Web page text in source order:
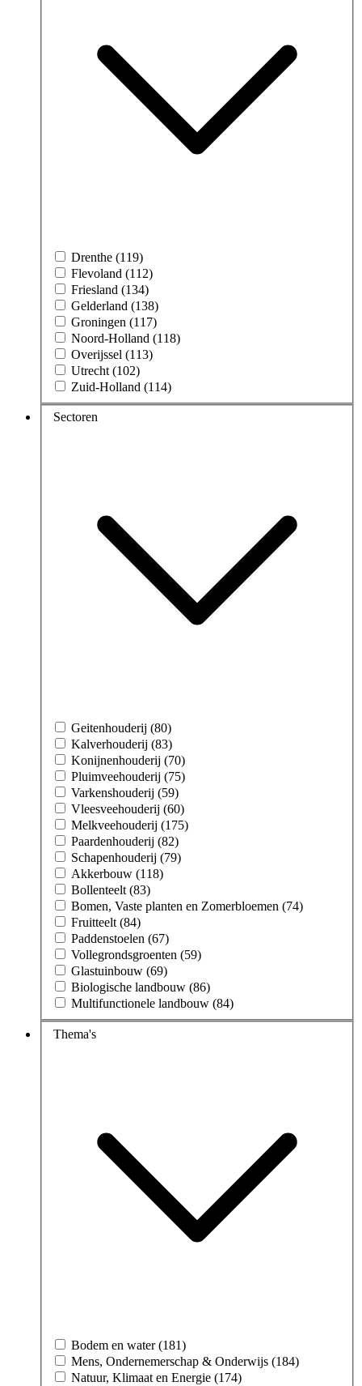
Drenthe (119)
Flevoland (112)
Friesland (134)
Gelderland (138)
Groningen (117)
Noord-Holland (118)
Overijssel (113)
Utrecht (102)
Zuid-Holland (114)
Sectoren
Geitenhouderij (80)
Kalverhouderij (83)
Konijnenhouderij (70)
Pluimveehouderij (75)
Varkenshouderij (59)
Vleesveehouderij (60)
Melkveehouderij (175)
Paardenhouderij (82)
Schapenhouderij (79)
Akkerbouw (118)
Bollenteelt (83)
Bomen, Vaste planten en Zomerbloemen (74)
Fruitteelt (84)
Paddenstoelen (67)
Vollegrondsgroenten (59)
Glastuinbouw (69)
Biologische landbouw (86)
Multifunctionele landbouw (84)
Thema's
Bodem en water (181)
Mens, Ondernemerschap & Onderwijs (184)
Natuur, Klimaat en Energie (174)